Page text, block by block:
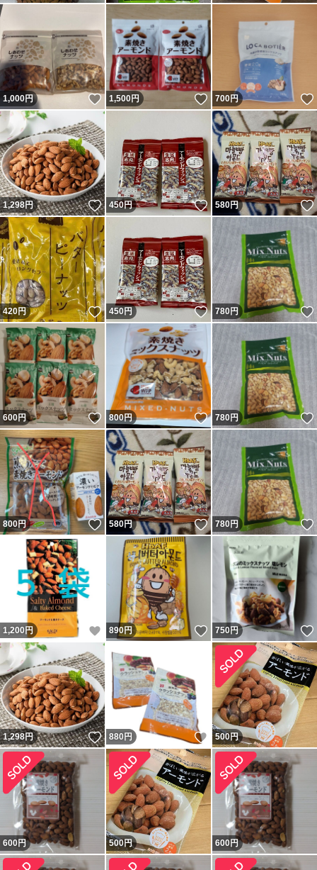
1,000円 いいね！
1,500円 いいね！
700円
1,298円 いいね！
450円 いいね！
580円
420円 いいね！
450円 いいね！
780円
600円 いいね！
800円 いいね！
780円
800円 いいね！
580円 いいね！
780円
1,200 円 いいね！
890円 いいね！
750円
1,298円 いいね！
880 円 いいね！
500円
600円 500円 600円